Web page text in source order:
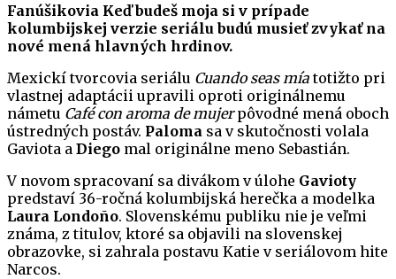
Fanúšikovia Keď budeš moja si v prípade
kolumbijskej verzie seriálu budú musieť zvykať na
nové mená hlavných hrdinov.
Mexickí tvorcovia seriálu Cuando seas míatotižto pri
vlastnej adaptácii upravili oproti originálnemu
námetu Café con aroma de mujerpôvodné mená oboch
ústredných postáv. Paloma sa v skutočnosti volala
Gaviota a Diego mal originálne meno Sebastián.
V novom spracovaní sa divákom v úlohe Gavioty
predstaví 36-ročná kolumbijská herečka a modelka
Laura Londoño. Slovenskému publiku nie je veľmi
známa, z titulov, ktoré sa objavili na slovenskej
obrazovke, si zahrala postavu Katie v seriálovom hite
Narcos.